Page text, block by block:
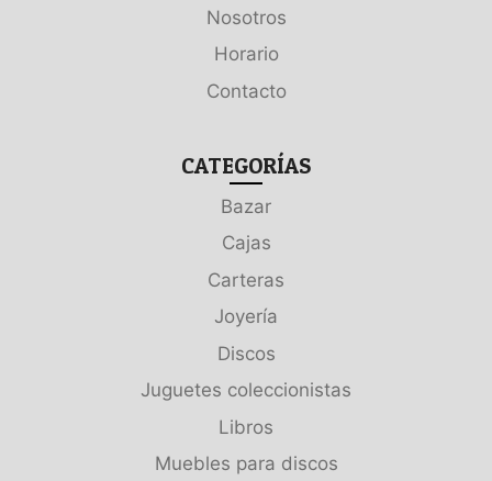
Nosotros
Horario
Contacto
CATEGORÍAS
Bazar
Cajas
Carteras
Joyería
Discos
Juguetes coleccionistas
Libros
Muebles para discos